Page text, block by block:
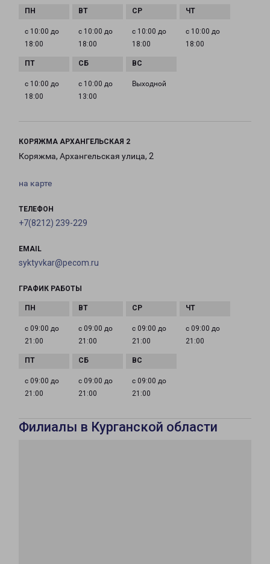
с 10:00 до
18:00
с 10:00 до
18:00
с 10:00 до
18:00
с 10:00 до
18:00
с 10:00 до
18:00
с 10:00 до
13:00
Выходной
КОРЯЖМА АРХАНГЕЛЬСКАЯ 2
Коряжма, Архангельская улица, 2
на карте
ТЕЛЕФОН
+7(8212) 239-229
EMAIL
syktyvkar@pecom.ru
ГРАФИК РАБОТЫ
с 09:00 до
21:00
с 09:00 до
21:00
с 09:00 до
21:00
с 09:00 до
21:00
с 09:00 до
21:00
с 09:00 до
21:00
с 09:00 до
21:00
Филиалы в Курганской области